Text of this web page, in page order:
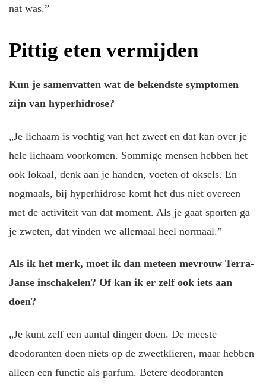
nat was.”
Pittig eten vermijden
Kun je samenvatten wat de bekendste symptomen
zijn van hyperhidrose?
„Je lichaam is vochtig van het zweet en dat kan over je
hele lichaam voorkomen. Sommige mensen hebben het
ook lokaal, denk aan je handen, voeten of oksels. En
nogmaals, bij hyperhidrose komt het dus niet overeen
met de activiteit van dat moment. Als je gaat sporten ga
je zweten, dat vinden we allemaal heel normaal.”
Als ik het merk, moet ik dan meteen mevrouw Terra-
Janse inschakelen? Of kan ik er zelf ook iets aan
doen?
„Je kunt zelf een aantal dingen doen. De meeste
deodoranten doen niets op de zweetklieren, maar hebben
alleen een functie als parfum. Betere deodoranten